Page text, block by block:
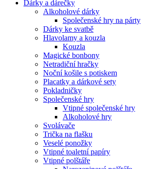
Dárky a dárečky
Alkoholové dárky
Společenské hry na párty
Dárky ke svatbě
Hlavolamy a kouzla
Kouzla
Magické bonbony
Netradiční hračky
Noční košile s potiskem
Placatky a dárkové sety
Pokladničky
Společenské hry
Vtipné společenské hry
Alkoholové hry
Svolávače
Trička na flašku
Veselé ponožky
Vtipné toaletní papíry
Vtipné polštáře